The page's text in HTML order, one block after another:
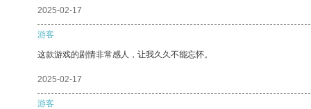
2025-02-17
游客
这款游戏的剧情非常感人，让我久久不能忘怀。
2025-02-17
游客